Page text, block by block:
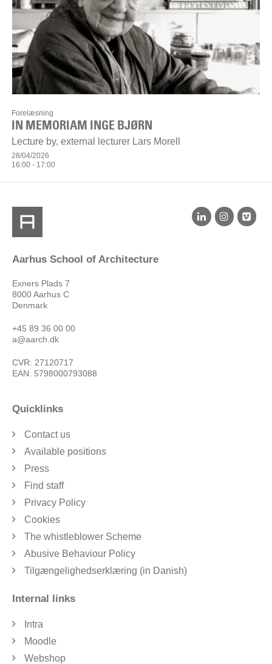
Forelæsning
IN MEMORIAM INGE BJØRN
Lecture by, external lecturer Lars Morell
28/04/2026
16:00 - 17:00
Aarhus School of Architecture
Exners Plads 7
8000 Aarhus C
Denmark
+45 89 36 00 00
a@aarch.dk
CVR: 27120717
EAN: 5798000793088
Quicklinks
Contact us
Available positions
Press
Find staff
Privacy Policy
Cookies
The whistleblower Scheme
Abusive Behaviour Policy
Tilgængelighedserklæring (in Danish)
Internal links
Intra
Moodle
Webshop